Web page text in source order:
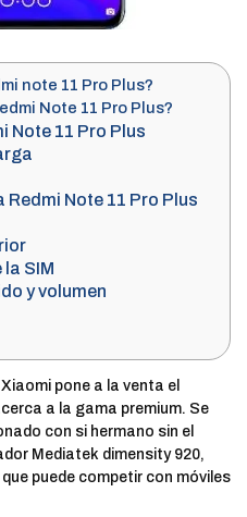
note 11 Pro Plus?
Note 11 Pro Plus?
Note 11 Pro Plus
Note 11 Pro Plus
SIM
y volumen
pone a la venta el
a la gama premium. Se
con si hermano sin el
Mediatek dimensity 920,
puede competir con móviles